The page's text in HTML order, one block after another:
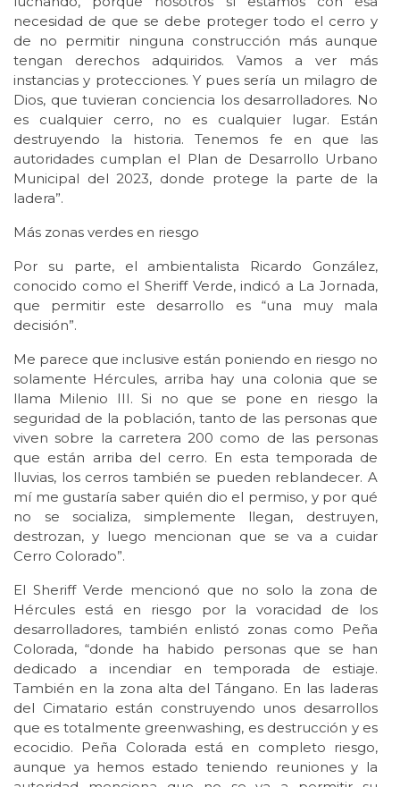
necesidad de que se debe proteger todo el cerro y
de no permitir ninguna construcción más aunque
tengan derechos adquiridos. Vamos a ver más
instancias y protecciones. Y pues sería un milagro de
Dios, que tuvieran conciencia los desarrolladores. No
es cualquier cerro, no es cualquier lugar. Están
destruyendo la historia. Tenemos fe en que las
autoridades cumplan el Plan de Desarrollo Urbano
Municipal del 2023, donde protege la parte de la
ladera”.
Más zonas verdes en riesgo
Por su parte, el ambientalista Ricardo González,
conocido como el Sheriff Verde, indicó a La Jornada,
que permitir este desarrollo es “una muy mala
decisión”.
Me parece que inclusive están poniendo en riesgo no
solamente Hércules, arriba hay una colonia que se
llama Milenio III. Si no que se pone en riesgo la
seguridad de la población, tanto de las personas que
viven sobre la carretera 200 como de las personas
que están arriba del cerro. En esta temporada de
lluvias, los cerros también se pueden reblandecer. A
mí me gustaría saber quién dio el permiso, y por qué
no se socializa, simplemente llegan, destruyen,
destrozan, y luego mencionan que se va a cuidar
Cerro Colorado”.
El Sheriff Verde mencionó que no solo la zona de
Hércules está en riesgo por la voracidad de los
desarrolladores, también enlistó zonas como Peña
Colorada, “donde ha habido personas que se han
dedicado a incendiar en temporada de estiaje.
También en la zona alta del Tángano. En las laderas
del Cimatario están construyendo unos desarrollos
que es totalmente greenwashing, es destrucción y es
ecocidio. Peña Colorada está en completo riesgo,
aunque ya hemos estado teniendo reuniones y la